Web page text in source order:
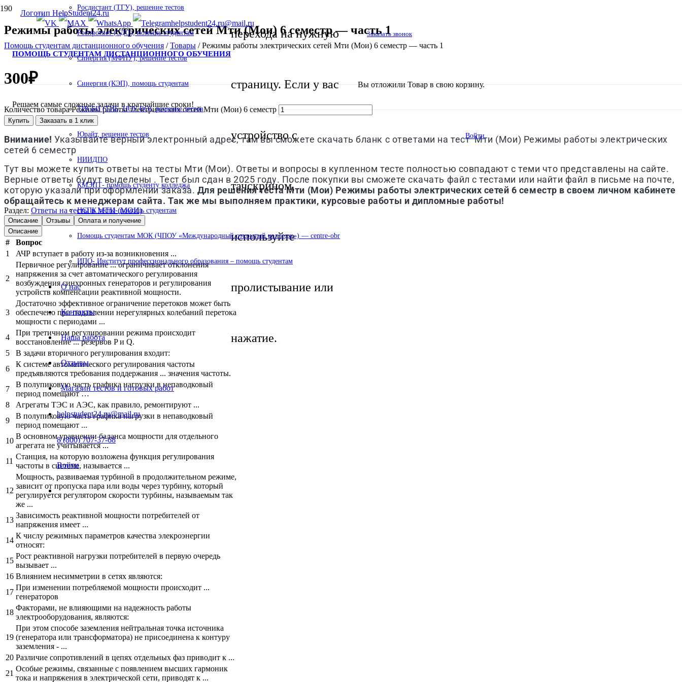
helpstudent24.ru@mail.ru
ПОМОЩЬ СТУДЕНТАМ ДИСТАНЦИОННОГО ОБУЧЕНИЯ
Решаем самые сложные задачи в кратчайшие сроки!
перехода на нужную
страницу. Если у вас
устройство с
тачскрином,
используйте
пролистывание или
нажатие.
Заказать звонок
Вы отложили Товар в свою корзину.
Войти
Росдистант (ТГУ), решение тестов
Роспросвет (СДО), помощь студентам
Синергия (МФПУ), решение тестов
Синергия (КЭП), помощь студентам
ТИСБИ (ТИБ, НОУ ВО), решение тестов
Юрайт, решение тестов
НИИДПО
КМЭПТ- помощь студенту колледжа
НСПК тесты- помощь студентам
Помощь студентам МОК (ЧПОУ «Международный открытый колледж») — centre-obr
ИПО- Институт профессионального образования – помощь студентам
О нас
Контакты
Наша работа
Отзывы
Магазин тестов и готовых работ
helpstudent24.ru@mail.ru
8 (800) 707-37-68
Войти
Режимы работы электрических сетей Мти (Мои) 6 семестр — часть 1
Помощь студентам дистанционного обучения /Товары /Режимы работы электрических сетей Мти (Мои) 6 семестр — часть 1
300₽
Количество товара Режимы работы электрических сетей Мти (Мои) 6 семестр
Купить Заказать в 1 клик
Внимание! Указывайте верный электронный адрес, там вы сможете скачать бланк с ответами на тест Мти (Мои) Режимы работы электрических
сетей 6 семестр
Тут вы можете купить ответы на тесты Мти (Мои). Ответы и вопросы в купленном тесте полностью совпадают с теми что представлены на сайте.
Верные ответы будут выделены . Тест был сдан в 2025 году. После покупки вы сможете скачать файл с тестами или найти файл в письме на почте,
которую указали при оформлении заказа. Для решения тестаМти (Мои) Режимы работы электрических сетей 6 семестр в своем личном кабинете
обращайтесь к менеджерам сайта. Так же мы выполняем практики, курсовые работы и дипломные работы!
Раздел: Ответы на тесты в МТИ (МОИ)
Описание Отзывы
Оплата и получение
Описание
#
Вопрос
1
АЧР вступает в работу из-за возникновения ...
2
Первичное регулирование ... ограничивает отклонения
напряжения за счет автоматического регулирования
возбуждения синхронных генераторов и регулирования
устройств компенсации реактивной мощности.
3
Достаточно эффективное ограничение перетоков может быть
обеспечено при подавлении нерегулярных колебаний перетока
мощности с периодами ...
4
При третичном регулировании режима происходит
восстановление ... резервов P и Q.
5
В задачи вторичного регулирования входит:
6
К системе автоматического регулирования частоты
предъявляются требования поддержания ... значения частоты.
7
В полупиковую часть графика нагрузки в непаводковый
период помещают …
8
Агрегаты ТЭС и АЭС, как правило, ремонтируют ...
9
В полупиковую часть графика нагрузки в непаводковый
период помещают ...
10
В основном уравнении баланса мощности для отдельного
агрегата не учитывается ...
11
Станция, на которую возложена функция регулирования
частоты в системе, называется ...
12
Мощность, развиваемая турбиной в продолжительном режиме,
зависит от пропуска пара или воды через турбину, который
регулируется регулятором скорости турбины, называемым так
же ...
13
Зависимость реактивной мощности потребителей от
напряжения имеет ...
14
К числу режимных параметров качества элекроэнергии
относят:
15
Рост реактивной нагрузки потребителей в первую очередь
вызывает ...
16 Влиянием несимметрии в сетях являются:
17
При изменении потребляемой мощности происходит ...
генераторов
18
Факторами, не влияющими на надежность работы
электрооборудования, являются:
19
При этом способе заземления нейтральная точка источника
(генератора или трансформатора) не присоединена к контуру
заземления - ...
20 Различие сопротивлений в цепях отдельных фаз приводит к ...
21
Особые режимы, связанные с появлением высших гармоник
тока и напряжения в электрической сети, приводят к ...